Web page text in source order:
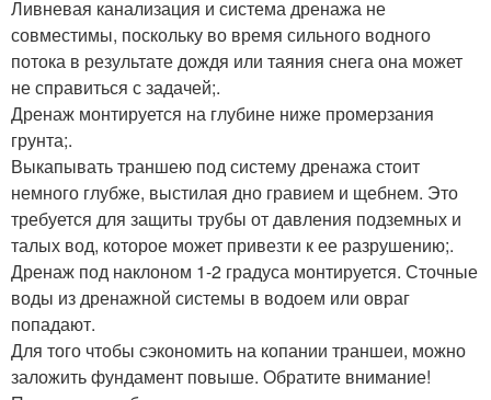
Ливневая канализация и система дренажа не
совместимы, поскольку во время сильного водного
потока в результате дождя или таяния снега она может
не справиться с задачей;.
Дренаж монтируется на глубине ниже промерзания
грунта;.
Выкапывать траншею под систему дренажа стоит
немного глубже, выстилая дно гравием и щебнем. Это
требуется для защиты трубы от давления подземных и
талых вод, которое может привезти к ее разрушению;.
Дренаж под наклоном 1-2 градуса монтируется. Сточные
воды из дренажной системы в водоем или овраг
попадают.
Для того чтобы сэкономить на копании траншеи, можно
заложить фундамент повыше. Обратите внимание!